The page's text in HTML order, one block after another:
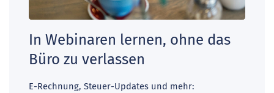
In Webinaren lernen, ohne das
Büro zu verlassen
E-Rechnung, Steuer-Updates und mehr: